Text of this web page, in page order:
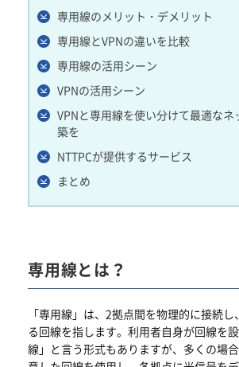
専用線のメリット・デメリット
専用線とVPNの違いを比較
専用線の活用シーン
VPNの活用シーン
VPNと専用線を使い分けて最適なネ
築を
NTTPCが提供するサービス
まとめ
専用線とは？
「専用線」は、2拠点間を物理的に接続
る回線を指します。利用者自身が回線を
線」と言う形式もありますが、多くの場